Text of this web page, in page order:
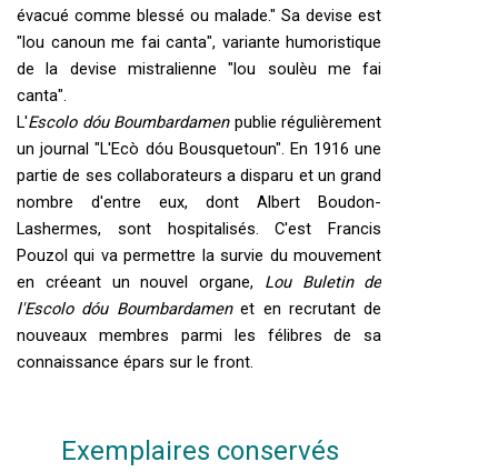
évacué comme blessé ou malade." Sa devise est
"lou canoun me fai canta", variante humoristique
de la devise mistralienne "lou soulèu me fai
canta".
L'Escolo dóu Boumbardamen publie régulièrement
un journal "L'Ecò dóu Bousquetoun". En 1916 une
partie de ses collaborateurs a disparu et un grand
nombre d'entre eux, dont Albert Boudon-
Lashermes, sont hospitalisés. C'est Francis
Pouzol qui va permettre la survie du mouvement
en créeant un nouvel organe, Lou Buletin de
l'Escolo dóu Boumbardamen et en recrutant de
nouveaux membres parmi les félibres de sa
connaissance épars sur le front.
Exemplaires conservés